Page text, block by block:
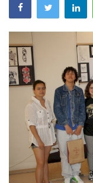
Sobre Nós
Educação
Estatuto Editorial
Saúde
Ficha técnica